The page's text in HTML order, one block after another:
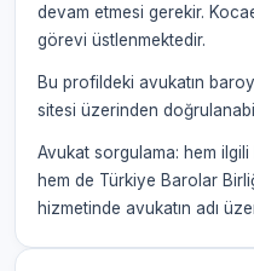
devam etmesi gerekir.
görevi üstlenmektedir.
Bu profildeki avukatın
sitesi üzerinden
Avukat sorgulama: hem
hem de Türkiye Barolar
hizmetinde avukatın adı